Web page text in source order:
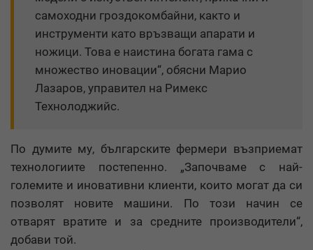
самоходни гроздокомбайни, както и
инструменти като връзващи апарати и
ножици. Това е наистина богата гама с
множество иновации“, обясни Марио
Лазаров, управител на Римекс
Технолоджийс.
По думите му, българските фермери възприемат
технологиите постепенно. „Започваме с най-
големите и иновативни клиенти, които могат да си
позволят новите машини. По този начин се
отварят вратите и за средните производители“,
добави той.